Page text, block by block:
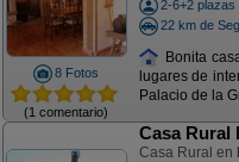
8 Fotos
(1 comentario)
2-6+2 plazas
22 km de
Bonita
lugares de
Palacio de la
Casa Rural
Casa Rural en